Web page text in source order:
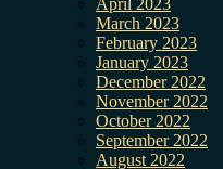
April 2023
March 2023
February 2023
January 2023
December 2022
November 2022
October 2022
September 2022
August 2022